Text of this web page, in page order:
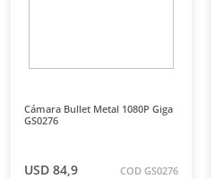
Cámara Bullet Metal 1080P Giga
GS0276
USD 84,9 COD GS0276